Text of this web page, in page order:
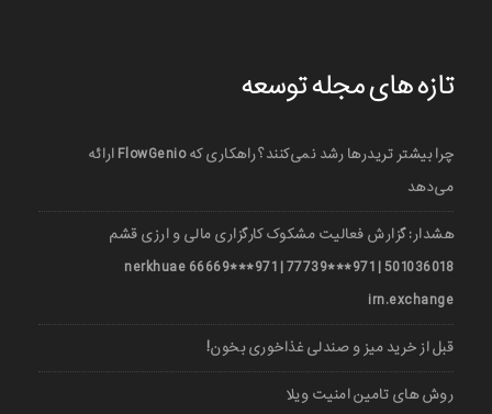
تازه های مجله توسعه
چرا بیشتر تریدرها رشد نمی‌کنند؟ راهکاری که FlowGenio ارائه
می‌دهد
هشدار: گزارش فعالیت مشکوک کارگزاری مالی و ارزی قشم
501036018 | 971***77739 | 971***66669 nerkhuae
irn.exchange
قبل از خرید میز و صندلی غذاخوری بخون!
روش های تامین امنیت ویلا